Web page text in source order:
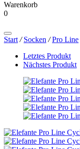
Warenkorb
0
search
Start / Socken / Pro Line
Letztes Produkt
Nächstes Produkt